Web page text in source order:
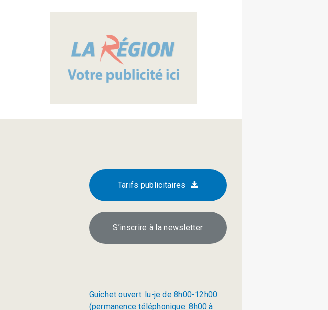
Tarifs publicitaires
S’inscrire à la newsletter
Guichet ouvert: lu-je de 8h00-12h00
(permanence téléphonique: 8h00 à